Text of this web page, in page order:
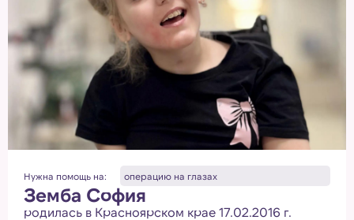
Нужна помощь на: операцию на глазах
Земба София
родилась в Красноярском крае 17.02.2016 г.